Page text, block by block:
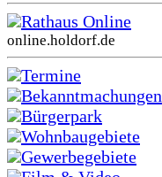
Rathaus Online
online.holdorf.de
Termine
Bekanntmachungen
Bürgerpark
Wohnbaugebiete
Gewerbegebiete